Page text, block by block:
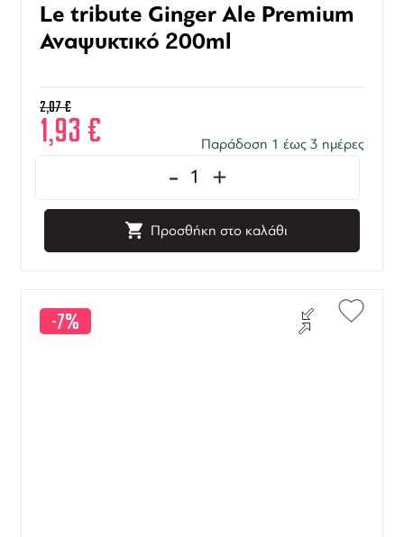
Le tribute Ginger Ale Premium
Αναψυκτικό 200ml
2,07€
1,93 € Παράδοση 1 έως 3 ημέρες
- +
Προσθήκη στο καλάθι
-7%